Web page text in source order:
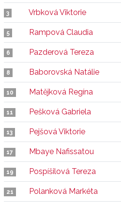
3 Vrbková Viktorie
5 Rampová Claudia
6 Pazderová Tereza
8 Baborovská Natálie
10 Matějková Regína
11 Pešková Gabriela
13 Pejšová Viktorie
17 Mbaye Nafissatou
19 Pospíšilová Tereza
21 Polanková Markéta